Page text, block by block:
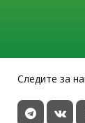
Следите за